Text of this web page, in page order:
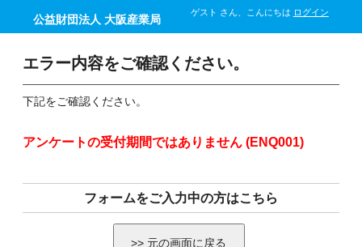
公益財団法人 大阪産業局
ゲスト さん、こんにちは ログイン
エラー内容をご確認ください。
下記をご確認ください。
アンケートの受付期間ではありません (ENQ001)
フォームをご入力中の方はこちら